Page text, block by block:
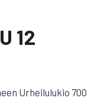
12
Urheilulukio 700